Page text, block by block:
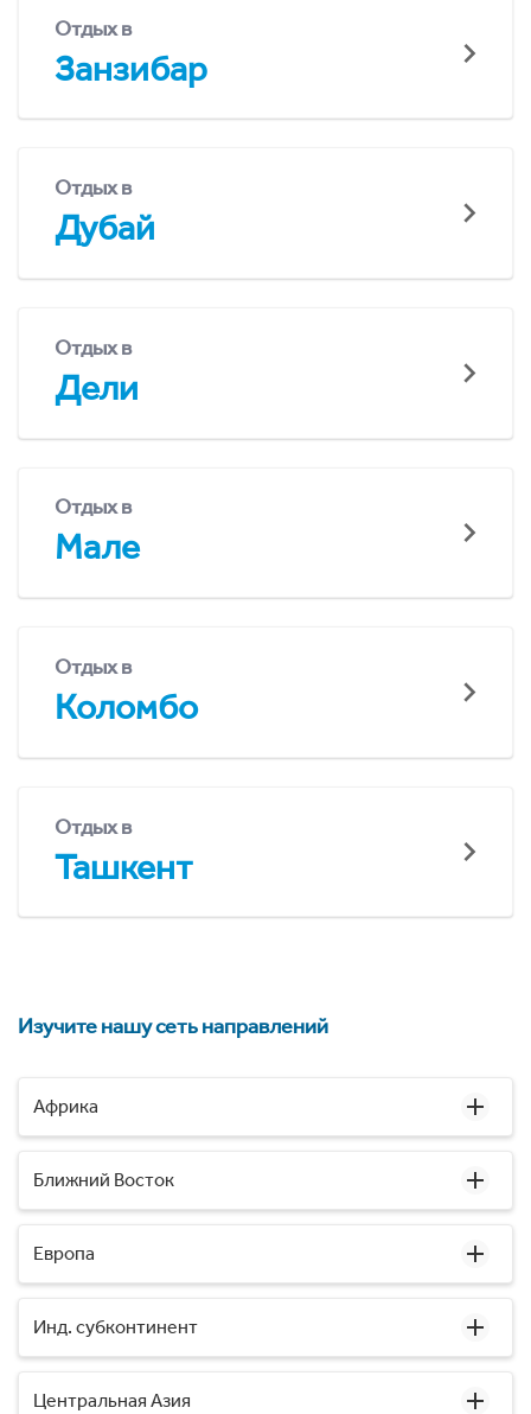
Отдых в
Занзибар
Отдых в
Дубай
Отдых в
Дели
Отдых в
Мале
Отдых в
Коломбо
Отдых в
Ташкент
Изучите нашу сеть направлений
Африка
Ближний Восток
Европа
Инд. субконтинент
Центральная Азия